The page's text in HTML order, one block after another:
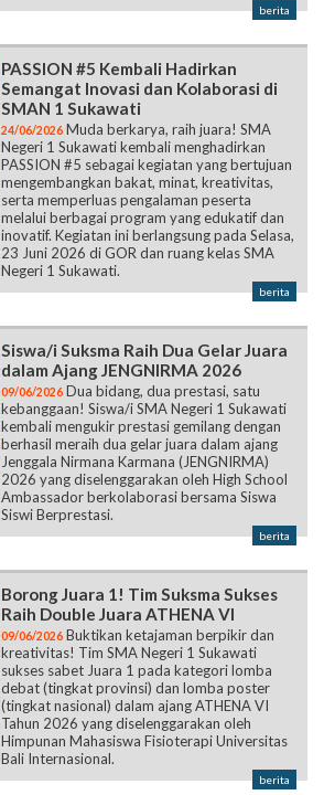
berita
PASSION #5 Kembali Hadirkan
Semangat Inovasi dan Kolaborasi di
SMAN 1 Sukawati
24/06/2026 Muda berkarya, raih juara! SMA
Negeri 1 Sukawati kembali menghadirkan
PASSION #5 sebagai kegiatan yang bertujuan
mengembangkan bakat, minat, kreativitas,
serta memperluas pengalaman peserta
melalui berbagai program yang edukatif dan
inovatif. Kegiatan ini berlangsung pada Selasa,
23 Juni 2026 di GOR dan ruang kelas SMA
Negeri 1 Sukawati.
berita
Siswa/i Suksma Raih Dua Gelar Juara
dalam Ajang JENGNIRMA 2026
09/06/2026 Dua bidang, dua prestasi, satu
kebanggaan! Siswa/i SMA Negeri 1 Sukawati
kembali mengukir prestasi gemilang dengan
berhasil meraih dua gelar juara dalam ajang
Jenggala Nirmana Karmana (JENGNIRMA)
2026 yang diselenggarakan oleh High School
Ambassador berkolaborasi bersama Siswa
Siswi Berprestasi.
berita
Borong Juara 1! Tim Suksma Sukses
Raih Double Juara ATHENA VI
09/06/2026 Buktikan ketajaman berpikir dan
kreativitas! Tim SMA Negeri 1 Sukawati
sukses sabet Juara 1 pada kategori lomba
debat (tingkat provinsi) dan lomba poster
(tingkat nasional) dalam ajang ATHENA VI
Tahun 2026 yang diselenggarakan oleh
Himpunan Mahasiswa Fisioterapi Universitas
Bali Internasional.
berita